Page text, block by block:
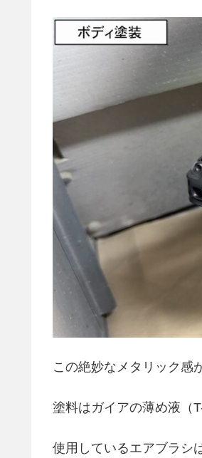
この絶妙なメタリック感
塗料はガイアの薄め液（
使用しているエアブラシ